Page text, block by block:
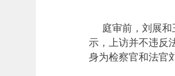
庭审前，刘展
示，上访并不违反
身为检察官和法官